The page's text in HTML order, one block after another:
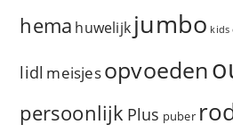
hema huwelijk jumbo kids
lidl meisjesopvoeden
persoonlijk Plus puber